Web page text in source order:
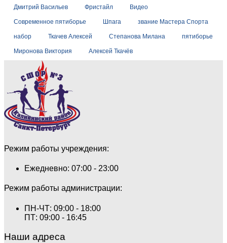
Дмитрий Васильев Фристайл Видео
Современное пятиборье Шпага звание Мастера Спорта
набор Ткачев Алексей Степанова Милана пятиборье
Миронова Виктория Алексей Ткачёв
Режим работы учреждения:
Ежедневно: 07:00 - 23:00
Режим работы администрации:
ПН-ЧТ: 09:00 - 18:00
ПТ: 09:00 - 16:45
Наши адреса